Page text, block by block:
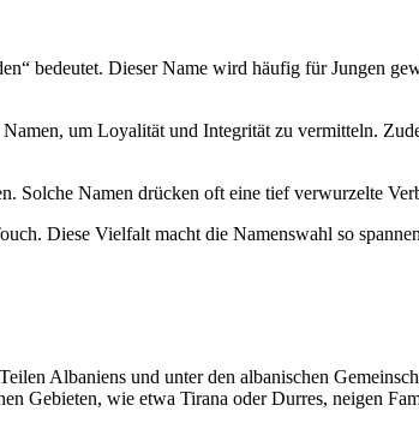
bedeutet. Dieser Name wird häufig für Jungen
um Loyalität und Integrität zu vermitteln.
Solche Namen drücken oft eine tief verwurzelte
Diese Vielfalt macht die Namenswahl so
Albaniens und unter den albanischen
Gebieten, wie etwa Tirana oder Durres, neigen